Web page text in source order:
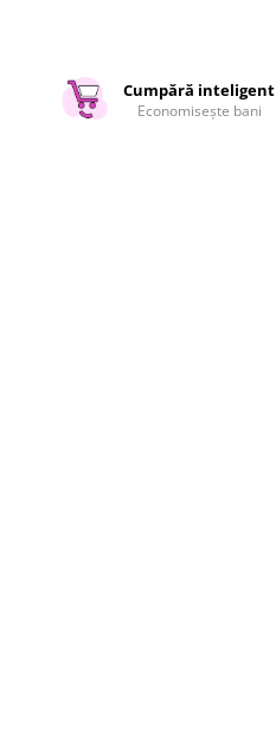
Cumpără inteligent
Economisește bani